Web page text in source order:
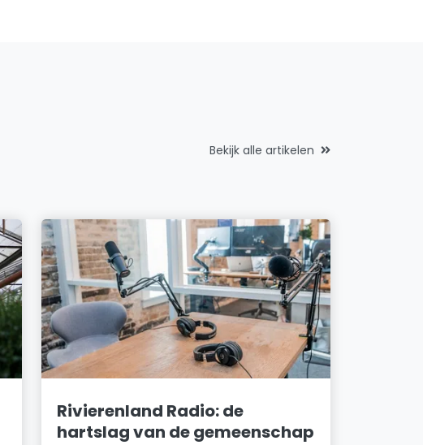
Bekijk alle artikelen
Rivierenland Radio: de
hartslag van de gemeenschap